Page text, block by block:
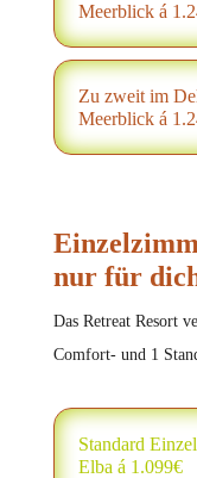
Meerblick á
Zu zweit im
Meerblick á
nur für
Das Retreat Resort
Comfort- und 1
Standard
Elba á 1.099€